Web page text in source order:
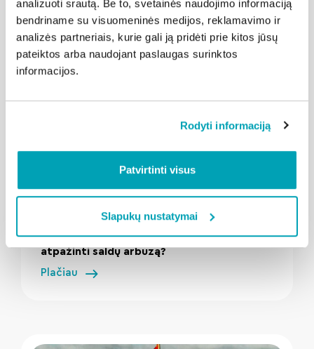
analizuoti srautą. Be to, svetainės naudojimo informaciją
bendriname su visuomeninės medijos, reklamavimo ir
analizės partneriais, kurie gali ją pridėti prie kitos jūsų
pateiktos arba naudojant paslaugas surinktos
informacijos.
Rodyti informaciją
Patvirtinti visus
Slapukų nustatymai
Susijusios naujienos
" loading="lazy"/>
Kalba Aukštaitija 2026-08-04
Neapsigaukite parduotuvėje: kaip
atpažinti saldų arbūzą?
Plačiau